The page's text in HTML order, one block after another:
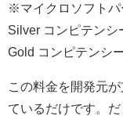
※マイクロソフトパ
Silver コンピテンシ
Gold コンピテンシ
この料金を開発元
ているだけです。